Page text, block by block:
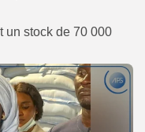
un stock de 70 000